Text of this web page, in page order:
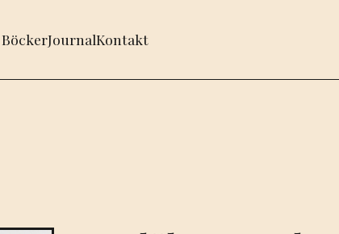
BöckerJournalKontakt